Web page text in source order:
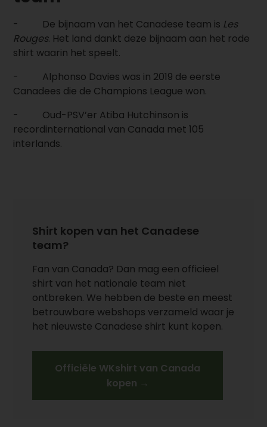
- De bijnaam van het Canadese team is Les
Rouges. Het land dankt deze bijnaam aan het rode
shirt waarin het speelt.
- Alphonso Davies was in 2019 de eerste
Canadees die de Champions League won.
- Oud-PSV’er Atiba Hutchinson is
recordinternational van Canada met 105
interlands.
Shirt kopen van het Canadese
team?
Fan van Canada? Dan mag een officieel
shirt van het nationale team niet
ontbreken. We hebben de beste en meest
betrouwbare webshops verzameld waar je
het nieuwste Canadese shirt kunt kopen.
Officiële WKshirt van Canada
kopen →